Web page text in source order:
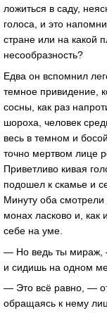
ложиться в саду,
голоса, и это
стране или на какой
несообразность?
Едва он вспомнил
темное привидение,
сосны, как раз
шороха, человек
весь в темном и
точно мертвом лице
Приветливо кивая
подошел к скамье и
Минуту оба
монах ласково и, как
себе на уме.
— Но ведь ты мираж,
и сидишь на одном
— Это всё равно, —
обращаясь к нему